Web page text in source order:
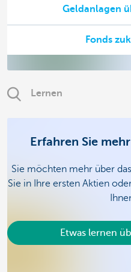
Geldanlagen
Fonds
Lernen
Erfahren Sie
Sie möchten mehr über
Sie in Ihre ersten Aktien
Etwas lernen